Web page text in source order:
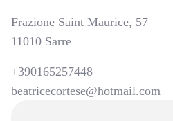
Frazione Saint Maurice, 57
11010 Sarre
+390165257448
beatricecortese@hotmail.com